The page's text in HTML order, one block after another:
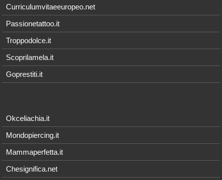
Curriculumvitaeeuropeo.net
Passionetattoo.it
Troppodolce.it
Scoprilamela.it
Goprestiti.it
Okceliachia.it
Mondopiercing.it
Mammaperfetta.it
Chesignifica.net